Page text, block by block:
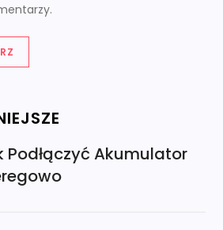
Podłączyć Akumulator